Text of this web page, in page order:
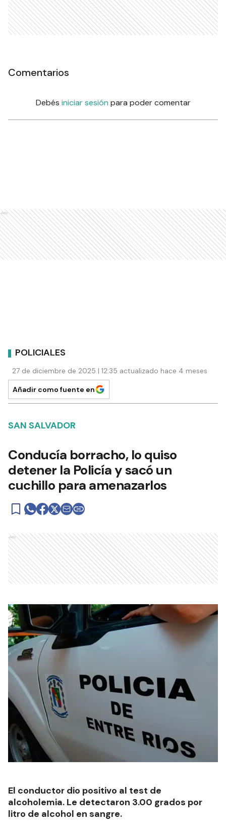
Comentarios
Debés iniciar sesión para poder comentar
Ads
POLICIALES
27 de diciembre de 2025 | 12:35 actualizado hace 4 meses
Añadir como fuente en
SAN SALVADOR
Conducía borracho, lo quiso
detener la Policía y sacó un
cuchillo para amenazarlos
Ads
El conductor dio positivo al test de
alcoholemia. Le detectaron 3.00 grados por
litro de alcohol en sangre.